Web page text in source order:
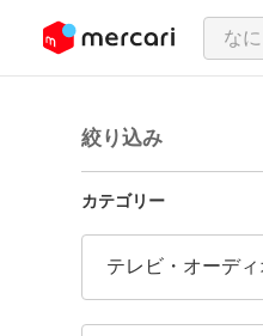
ツにスキップ
絞り込み
カテゴリー